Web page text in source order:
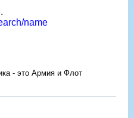
name
- это Армия и Флот